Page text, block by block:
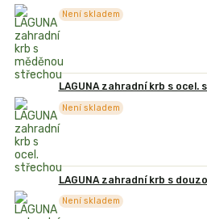
Není skladem
LAGUNA zahradní krb s ocel.
Není skladem
LAGUNA zahradní krb s
Není skladem